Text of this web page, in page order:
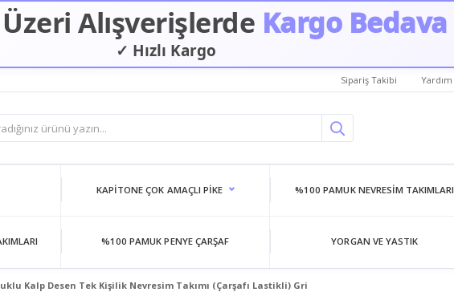
Alışverişlerde Kargo Bedava
✓ Hızlı Kargo
Sipariş Takibi Yardım
KAPITONE ÇOK AMAÇLI PIKE %100 PAMUK NEVRESIM TAKIMLARI
%100 PAMUK PENYE ÇARŞAF YORGAN VE YASTIK
Kalp Desen Tek Kişilik Nevresim Takımı (Çarşafı Lastikli) Gri